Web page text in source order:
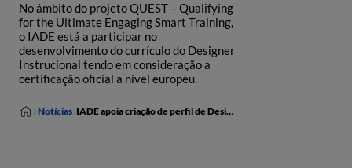
No âmbito do projeto QUEST – Qualifying
for the Ultimate Engaging Smart Training,
o IADE está a participar no
desenvolvimento do currículo do Designer
Instrucional tendo em consideração a
certificação oficial a nível europeu.
Notícias IADE apoia criação de perfil de Designer Instrucional Europeu